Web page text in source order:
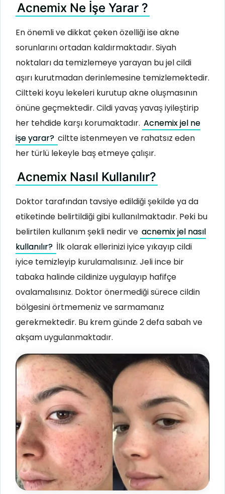
Acnemix Ne İşe Yarar ?
En önemli ve dikkat çeken özelliği ise akne
sorunlarını ortadan kaldırmaktadır. Siyah
noktaları da temizlemeye yarayan bu jel cildi
aşırı kurutmadan derinlemesine temizlemektedir.
Ciltteki koyu lekeleri kurutup akne oluşmasının
önüne geçmektedir. Cildi yavaş yavaş iyileştirip
her tehdide karşı korumaktadır. Acnemix jel ne
işe yarar? ciltte istenmeyen ve rahatsız eden
her türlü lekeyle baş etmeye çalışır.
Acnemix Nasıl Kullanılır?
Doktor tarafından tavsiye edildiği şekilde ya da
etiketinde belirtildiği gibi kullanılmaktadır. Peki bu
belirtilen kullanım şekli nedir ve acnemix jel nasıl
kullanılır? İlk olarak ellerinizi iyice yıkayıp cildi
iyice temizleyip kurulamalısınız. Jeli ince bir
tabaka halinde cildinize uygulayıp hafifçe
ovalamalısınız. Doktor önermediği sürece cildin
bölgesini örtmemeniz ve sarmamanız
gerekmektedir. Bu krem günde 2 defa sabah ve
akşam uygulanmaktadır.